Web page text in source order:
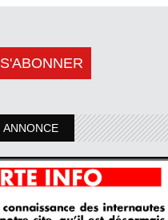
S'ABONNER
ANNONCE